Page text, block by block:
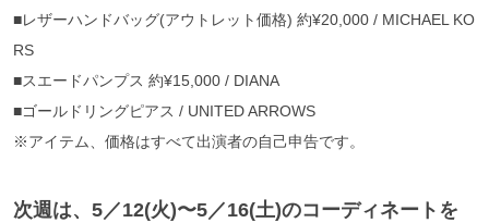
■レザーハンドバッグ(アウトレット価格) 約¥20,000 / MICHAEL KO
RS
■スエードパンプス 約¥15,000 / DIANA
■ゴールドリングピアス / UNITED ARROWS
※アイテム、価格はすべて出演者の自己申告です。
次週は、5／12(火)〜5／16(土)のコーディネートを